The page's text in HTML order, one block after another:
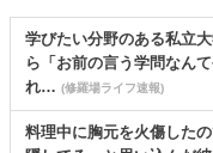
学びたい分野のある私立
ら「お前の言う学問なん
れ… (修羅場ライフ速報)
料理中に胸元を火傷した